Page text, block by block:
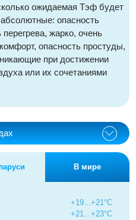
ожидаемая Тэф будет
опасность
жарко, очень
опасность простуды,
при достижении
или их сочетаниями
В мире
+19...+21°C
+21...+23°C